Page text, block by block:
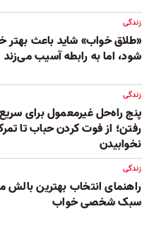
زندگی
«طلاق خواب» شاید باعث بهتر
شود، اما به رابطه آسیب می‌زند
زندگی
پنج راه‌حل غیرمعمول برای
رفتن؛ از فوت کردن حباب تا
نخوابیدن
زندگی
راهنمای انتخاب بهترین بالش
سبک شخصی خواب